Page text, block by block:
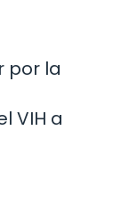
por la
VIH a